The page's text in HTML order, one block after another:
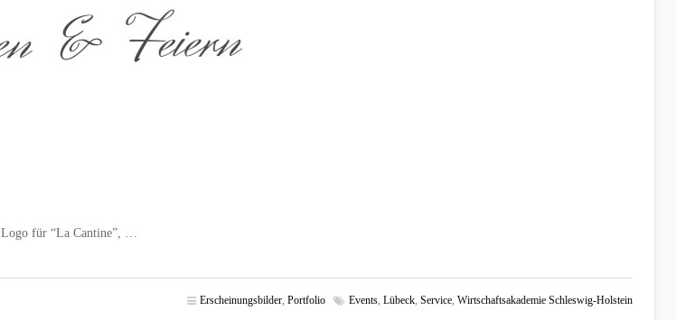
Logo für “La Cantine”, …
Erscheinungsbilder Portfolio Events Lübeck Service Wirtschaftsakademie Schleswig-Holstein